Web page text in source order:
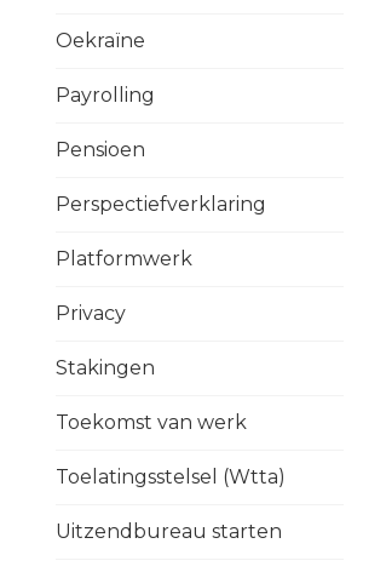
Oekraïne
Payrolling
Pensioen
Perspectiefverklaring
Platformwerk
Privacy
Stakingen
Toekomst van werk
Toelatingsstelsel (Wtta)
Uitzendbureau starten